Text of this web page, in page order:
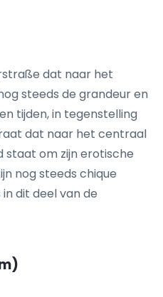
dat naar het
steeds de grandeur en
tijden, in tegenstelling
dat naar het centraal
staat om zijn erotische
nog steeds chique
dit deel van de